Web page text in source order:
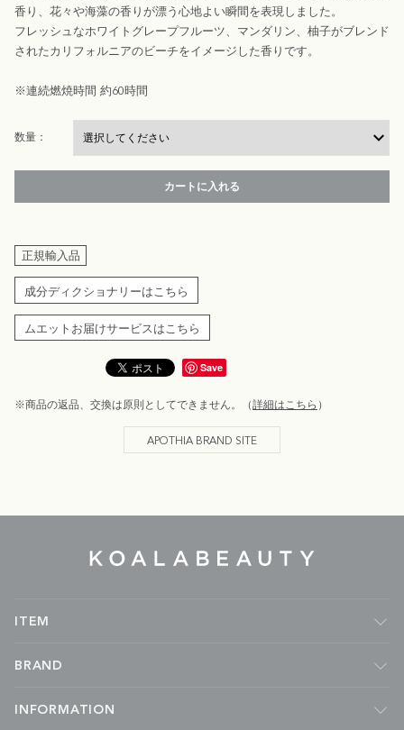
香り、花々や海藻の香りが漂う心地よい瞬間を表現しました。
フレッシュなホワイトグレープフルーツ、マンダリン、柚子がブレンド
されたカリフォルニアのビーチをイメージした香りです。
※連続燃焼時間 約60時間
数量：
カートに入れる
正規輸入品
成分ディクショナリーはこちら
ムエットお届けサービスはこちら
Save
※商品の返品、交換は原則としてできません。（詳細はこちら ）
APOTHIA BRAND SITE
ITEM
フレグランス
キャンドル
BRAND
Malie Organics
INFORMATION